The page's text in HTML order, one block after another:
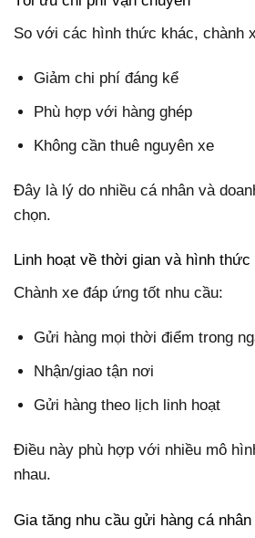
So với các hình thức khác, chành
Giảm chi phí đáng kể
Phù hợp với hàng ghép
Không cần thuê nguyên xe
Đây là lý do nhiều cá nhân và
chọn.
Linh hoạt về thời gian và hình thức
Chành xe đáp ứng tốt nhu cầu:
Gửi hàng mọi thời điểm trong
Nhận/giao tận nơi
Gửi hàng theo lịch linh hoạt
Điều này phù hợp với nhiều mô
nhau.
Gia tăng nhu cầu gửi hàng cá nhân